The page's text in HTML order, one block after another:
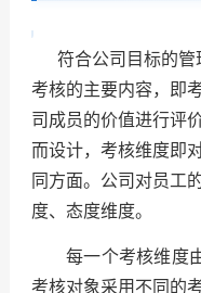
符合公司目标的管
考核的主要内容，即
司成员的价值进行评
而设计，考核维度即
同方面。公司对员工
度、态度维度。
每一个考核维度
考核对象采用不同的